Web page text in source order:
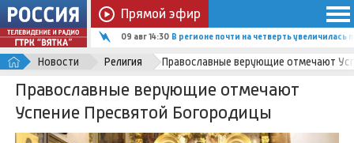
Прямой эфир
09 авг 14:30 В регионе почти на четверть
Новости Религия Православные верующие отмечают
Православные верующие отмечают
Успение Пресвятой Богородицы